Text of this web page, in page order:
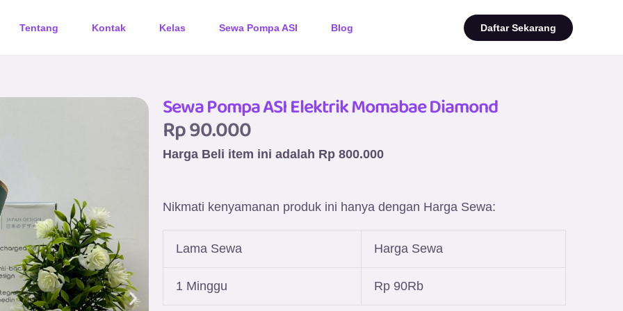
Tentang Kontak Kelas Sewa Pompa ASI Blog Daftar Sekarang
Sewa Pompa ASI Elektrik Momabae Diamond
Rp 90.000
Harga Beli item ini adalah Rp 800.000
Nikmati kenyamanan produk ini hanya dengan Harga Sewa:
Lama Sewa Harga Sewa
1 Minggu Rp 90Rb